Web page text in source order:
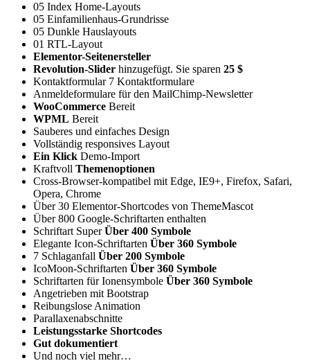
05 Index Home-Layouts
05 Einfamilienhaus-Grundrisse
05 Dunkle Hauslayouts
01 RTL-Layout
Elementor-Seitenersteller
Revolution-Slider hinzugefügt. Sie sparen 25 $
Kontaktformular 7 Kontaktformulare
Anmeldeformulare für den MailChimp-Newsletter
WooCommerce Bereit
WPML Bereit
Sauberes und einfaches Design
Vollständig responsives Layout
Ein Klick Demo-Import
Kraftvoll Themenoptionen
Cross-Browser-kompatibel mit Edge, IE9+, Firefox, Safari,
Opera, Chrome
Über 30 Elementor-Shortcodes von ThemeMascot
Über 800 Google-Schriftarten enthalten
Schriftart SuperÜber 400 Symbole
Elegante Icon-Schriftarten Über 360 Symbole
7 Schlaganfall Über 200 Symbole
IcoMoon-Schriftarten Über 360 Symbole
Schriftarten für Ionensymbole Über 360 Symbole
Angetrieben mit Bootstrap
Reibungslose Animation
Parallaxenabschnitte
Leistungsstarke Shortcodes
Gut dokumentiert
Und noch viel mehr…